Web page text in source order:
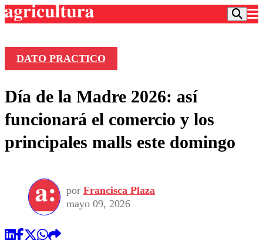
Frecuencias
Agricultura TV
Deportes
Colo Colo
Seleccion Chilena
Torneo Internacional
Entretención
Economía
Internacional
Publicaciones en medios
Opinión
DATO PRACTICO
Día de la Madre 2026: así
funcionará el comercio y los
principales malls este domingo
por Francisca Plaza
mayo 09, 2026